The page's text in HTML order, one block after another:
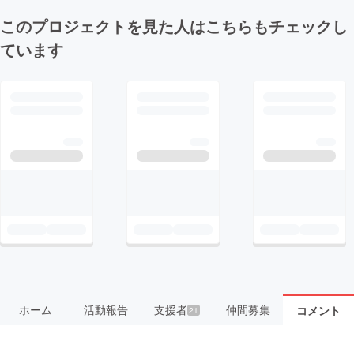
このプロジェクトを見た人はこちらもチェックし
ています
ホーム 活動報告 支援者 21 仲間募集 コメント